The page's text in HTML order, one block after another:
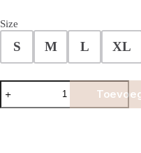
Size
S M L XL
Premium
Tech
Short